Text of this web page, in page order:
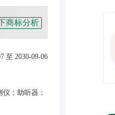
商标分析
至 2030-09-06
；助听器；